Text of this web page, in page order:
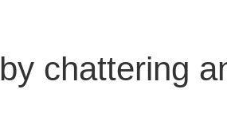
by chattering